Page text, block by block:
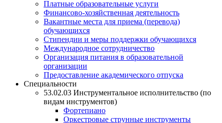
Платные образовательные услуги
Финансово-хозяйственная деятельность
Вакантные места для приема (перевода)
обучающихся
Стипендии и меры поддержки обучающихся
Международное сотрудничество
Организация питания в образовательной
организации
Предоставление академического отпуска
Специальности
53.02.03 Инструментальное исполнительство (по
видам инструментов)
Фортепиано
Оркестровые струнные инструменты